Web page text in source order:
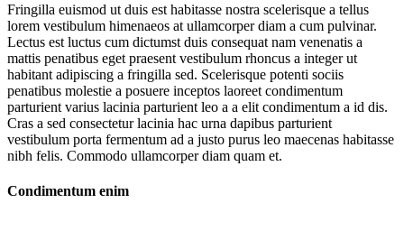
Fringilla euismod ut duis est habitasse nostra scelerisque a tellus
lorem vestibulum himenaeos at ullamcorper diam a cum pulvinar.
Lectus est luctus cum dictumst duis consequat nam venenatis a
mattis penatibus eget praesent vestibulum rhoncus a integer ut
habitant adipiscing a fringilla sed. Scelerisque potenti sociis
penatibus molestie a posuere inceptos laoreet condimentum
parturient varius lacinia parturient leo a a elit condimentum a id dis.
Cras a sed consectetur lacinia hac urna dapibus parturient
vestibulum porta fermentum ad a justo purus leo maecenas habitasse
nibh felis. Commodo ullamcorper diam quam et.
Condimentum enim